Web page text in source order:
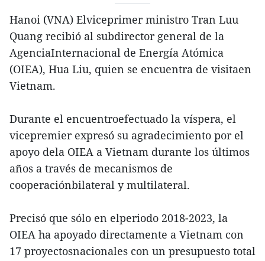
Hanoi (VNA) Elviceprimer ministro Tran Luu
Quang recibió al subdirector general de la
AgenciaInternacional de Energía Atómica
(OIEA), Hua Liu, quien se encuentra de visitaen
Vietnam.
Durante el encuentroefectuado la víspera, el
vicepremier expresó su agradecimiento por el
apoyo dela OIEA a Vietnam durante los últimos
años a través de mecanismos de
cooperaciónbilateral y multilateral.
Precisó que sólo en elperiodo 2018-2023, la
OIEA ha apoyado directamente a Vietnam con
17 proyectosnacionales con un presupuesto total